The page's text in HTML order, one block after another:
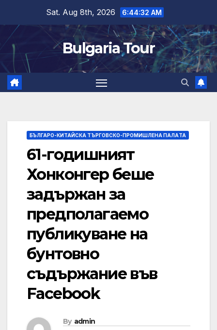
content
Sat. Aug 8th, 2026 6:44:33 AM
Bulgaria Tour
БЪЛГАРО-КИТАЙСКА ТЪРГОВСКО-ПРОМИШЛЕНА ПАЛAТА
61-годишният
Хонконгер беше
задържан за
предполагаемо
публикуване на
бунтовно
съдържание във
Facebook
By admin